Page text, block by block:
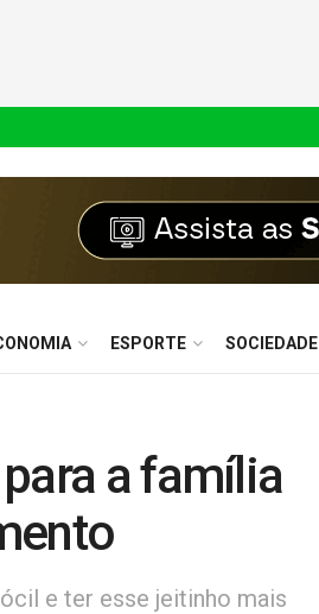
ESPORTE SOCIEDADE
a família
e ter esse jeitinho mais